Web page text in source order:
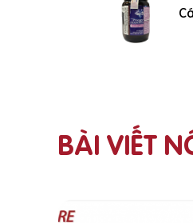
BÀI VIẾT